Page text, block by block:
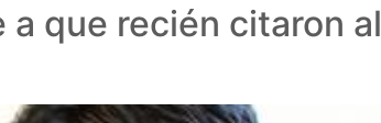
a que recién citaron al